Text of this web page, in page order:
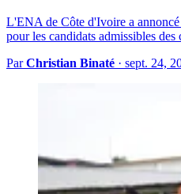
L'ENA de Côte d'Ivoire a
pour les candidats admissibles
ParChristian Binaté · sept. 24,